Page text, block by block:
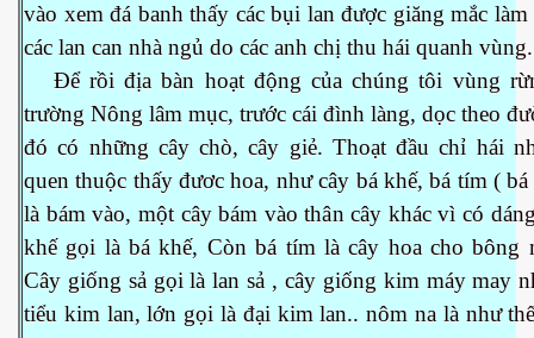
vào xem đá banh thấy các bụi lan được giăng mắc làm
các lan can nhà ngủ do các anh chị thu hái quanh
Để rồi địa bàn hoạt động của chúng tôi vùng
trường Nông lâm mục, trước cái đình làng, dọc theo
đó có những cây chò, cây giẻ. Thoạt đầu chỉ hái
quen thuộc thấy đươc hoa, như cây bá khế, bá tím (
là bám vào, một cây bám vào thân cây khác vì có
khế gọi là bá khế, Còn bá tím là cây hoa cho bông
Cây giống sả gọi là lan sả , cây giống kim máy may
tiểu kim lan, lớn gọi là đại kim lan.. nôm na là như